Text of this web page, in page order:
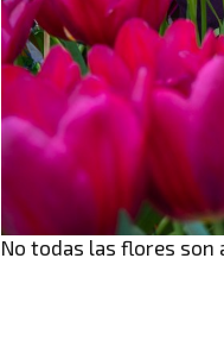
No todas las flores son